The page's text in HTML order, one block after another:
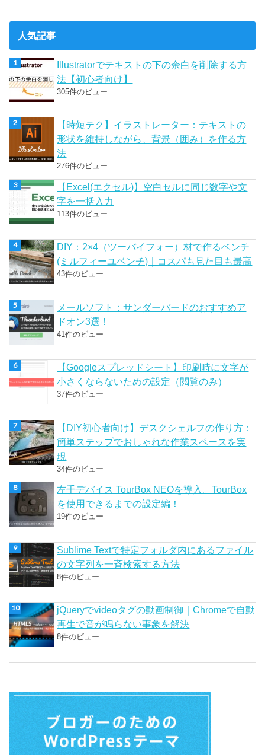
人気記事
Illustratorでテキストの下の余白を削除する方
法【初心者向け】
305件のビュー
【時短テク】イラストレーター：テキストの
形状を維持しながら、背景（囲み）を作る方
法
276件のビュー
【Excel(エクセル)】空白セルに同じ数字や文
字を一括入力
113件のビュー
DIY：2×4（ツーバイフォー）材で作るベンチ
(ミルフィーユベンチ)｜コスパも見た目も最高
43件のビュー
メールソフト：サンダーバードのおすすめア
ドオン3選！
41件のビュー
【Googleスプレッドシート】印刷時に文字が
小さくならないための設定（閲覧のみ）
37件のビュー
【DIY初心者向け】デスクシェルフの作り方：
簡単ステップでおしゃれな作業スペースを実
現
34件のビュー
左手デバイス TourBox NEOを導入。TourBox
を使用できるまでの設定編！
19件のビュー
Sublime Textで特定フォルダ内にあるファイル
の文字列を一斉検索する方法
8件のビュー
jQueryでvideoタグの動画制御｜Chromeで自動
再生で音が鳴らない事象を解決
8件のビュー